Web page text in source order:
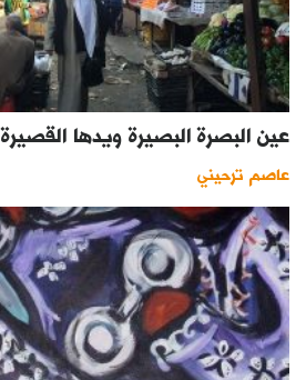
عين البصرة البصيرة ويدها القصيرة
عاصم ترحيني